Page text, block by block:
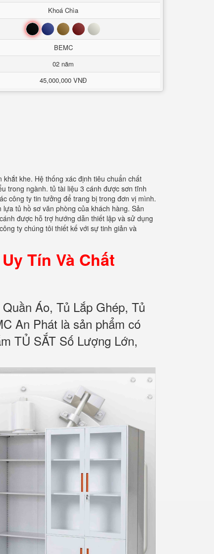
Khoá Chìa
Đen Xanh Nâu Đỏ Trắng
BEMC
02 năm
45,000,000 VNĐ
khe. Hệ thống xác định tiêu chuẩn chất
trong ngành. tủ tài liệu 3 cánh được sơn tĩnh
công ty tin tưởng để trang bị trong đơn vị mình.
tủ hồ sơ văn phòng của khách hàng. Sản
được hỗ trợ hướng dẫn thiết lập và sử dụng
ty chúng tôi thiết kế với sự tinh giản và
Tín Và Chất
Áo, Tủ Lắp Ghép, Tủ
An Phát là sản phẩm có
TỦ SẮT Số Lượng Lớn,